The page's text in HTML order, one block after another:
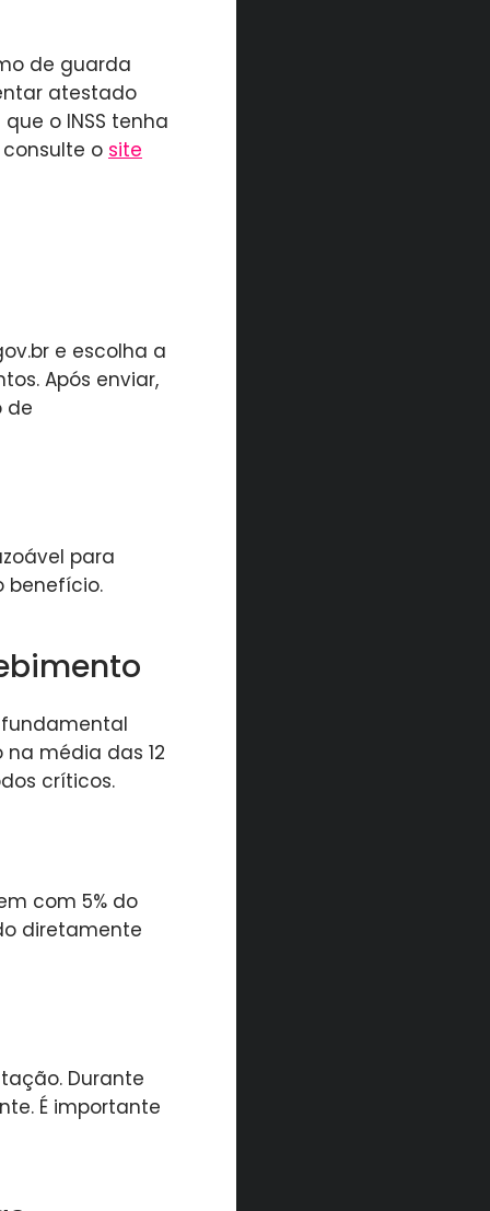
de guarda
atestado
o INSS tenha
o site
e escolha a
Após enviar,
de
para
benefício.
fundamental
média das 12
críticos.
com 5% do
diretamente
Durante
É importante